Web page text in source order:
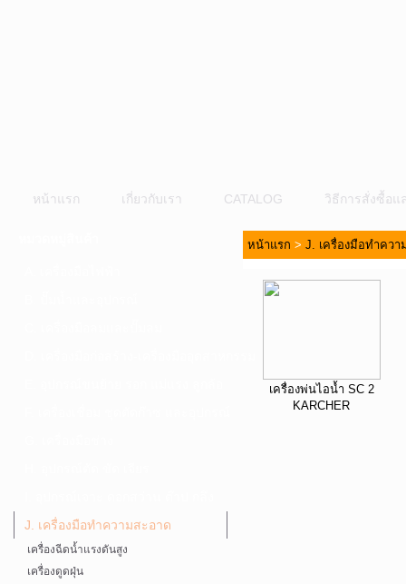
หน้าแรก เกี่ยวกับเรา CATALOG วิธีการสั่งซื้อแ
J. เครื่องมือทำความสะอาด
เครื่องฉีดน้ำแรงดันสูง
เครื่องดูดฝุ่น
หน้าแรก > J. เครื่องมือทำควา
เครื่องพ่นไอน้ำ SC 2
KARCHER